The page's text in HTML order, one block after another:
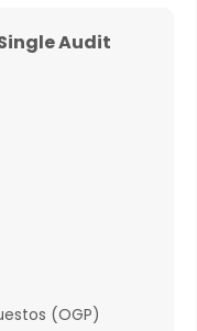
Audit
(OGP)